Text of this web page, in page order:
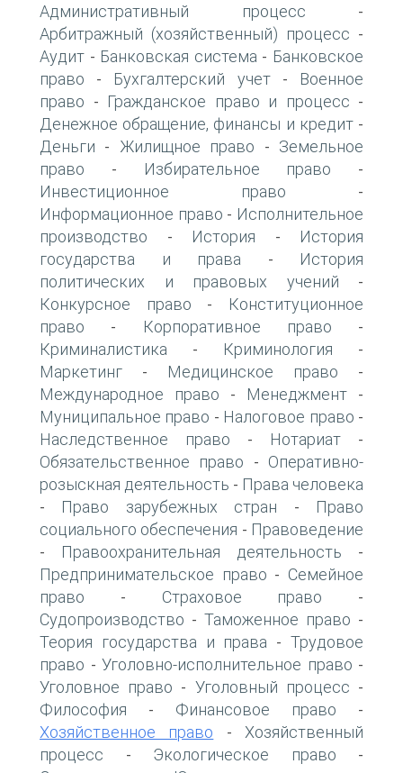
Административный процесс -
Арбитражный (хозяйственный) процесс -
Аудит - Банковская система - Банковское
право - Бухгалтерский учет-
Военное
право - Гражданское право и процесс -
Денежное обращение, финансы и кредит-
Деньги - Жилищное право - Земельное
право - Избирательное право -
Инвестиционное право -
Информационное право - Исполнительное
производство - История -
История
государства и права -
История
политических и правовых учений -
Конкурсное право -
Конституционное
право - Корпоративное право -
Криминалистика - Криминология -
Маркетинг - Медицинское право -
Международное право - Менеджмент -
Муниципальное право - Налоговое право -
Наследственное право - Нотариат -
Обязательственное право - Оперативно-
розыскная деятельность - Права человека
- Право зарубежных стран -
Право
социального обеспечения - Правоведение
- Правоохранительная деятельность -
Предпринимательское право - Семейное
право - Страховое право -
Судопроизводство - Таможенное право -
Теория государства и права -Трудовое
право - Уголовно-исполнительное право -
Уголовное право - Уголовный процесс -
Философия - Финансовое право -
Хозяйственное право - Хозяйственный
процесс - Экологическое право -